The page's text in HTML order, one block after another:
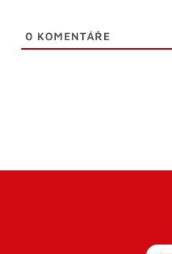
0 KOMENTÁŘE